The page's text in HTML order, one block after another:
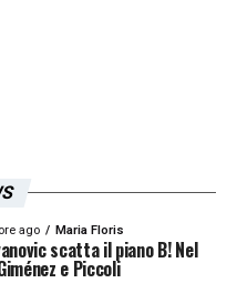
ago Maria Floris
scatta il piano B! Nel
e Piccoli